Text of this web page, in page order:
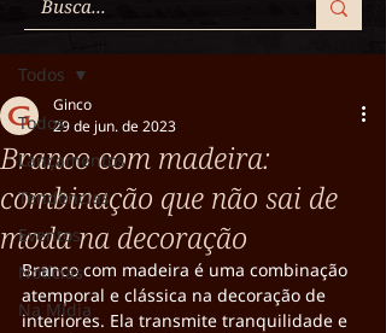
Post
Todos
Lançamentos
Tendências
Eventos
Notícias
Na Mídia
Todos
Branco com madeira:
combinação que não sai de
moda na decoração
Ginco
29 de jun. de 2023
Branco com madeira é uma combinação
atemporal e clássica na decoração de
interiores. Ela transmite tranquilidade e